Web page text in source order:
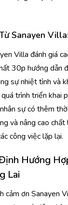
Sanayen Villa:
Villa đánh giá
30p hướng dẫn
sự nhiệt tình và
trình triển khai
sự có thêm
và nâng cao
công việc lặp lại.
Hướng
Lai
cảm ơn Sanayen